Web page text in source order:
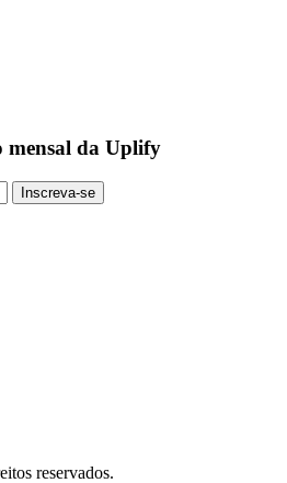
mensal da Uplify
reservados.